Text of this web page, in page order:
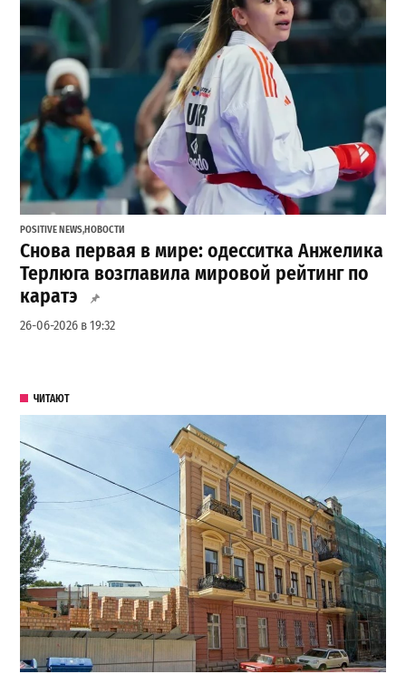
POSITIVE NEWS,НОВОСТИ
Снова первая в мире: одесситка Анжелика
Терлюга возглавила мировой рейтинг по
каратэ
26-06-2026 в 19:32
ЧИТАЮТ